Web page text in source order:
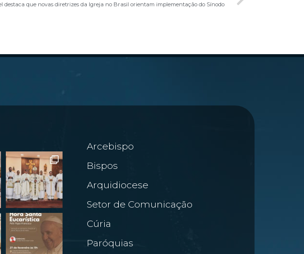
destaca que novas diretrizes da Igreja no Brasil orientam implementação do Sínodo
Arcebispo
Bispos
Arquidiocese
Setor de Comunicação
Cúria
Paróquias